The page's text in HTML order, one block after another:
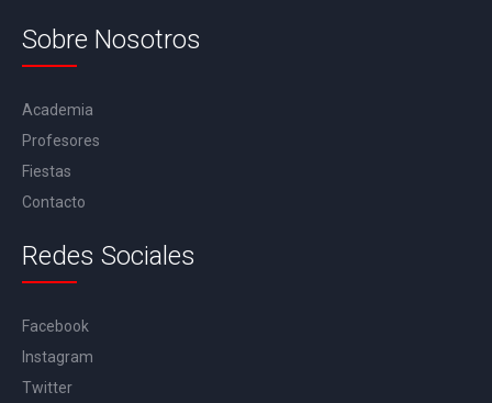
Sobre Nosotros
Academia
Profesores
Fiestas
Contacto
Redes Sociales
Facebook
Instagram
Twitter